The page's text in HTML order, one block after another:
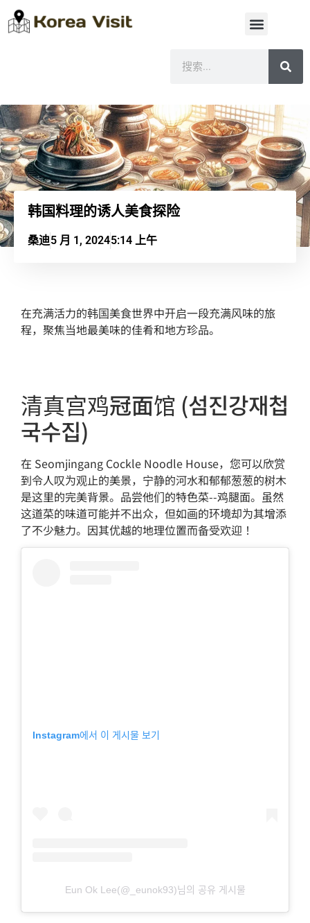
韩国料理的诱人美食探险
桑迪5 月 1, 20245:14 上午
在充满活力的韩国美食世界中开启一段充满风味的旅
程，聚焦当地最美味的佳肴和地方珍品。
清真宫鸡冠面馆 (섬진강재첩
국수집)
在 Seomjingang Cockle Noodle House，您可以欣赏
到令人叹为观止的美景，宁静的河水和郁郁葱葱的树木
是这里的完美背景。品尝他们的特色菜--鸡腿面。虽然
这道菜的味道可能并不出众，但如画的环境却为其增添
了不少魅力。因其优越的地理位置而备受欢迎！
Instagram에서 이 게시물 보기
Eun Ok Lee(@_eunok93)님의 공유 게시물